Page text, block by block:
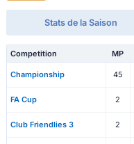
Stats de la Saison
Competition MP
Championship 45
FA Cup 2
Club Friendlies 3 2